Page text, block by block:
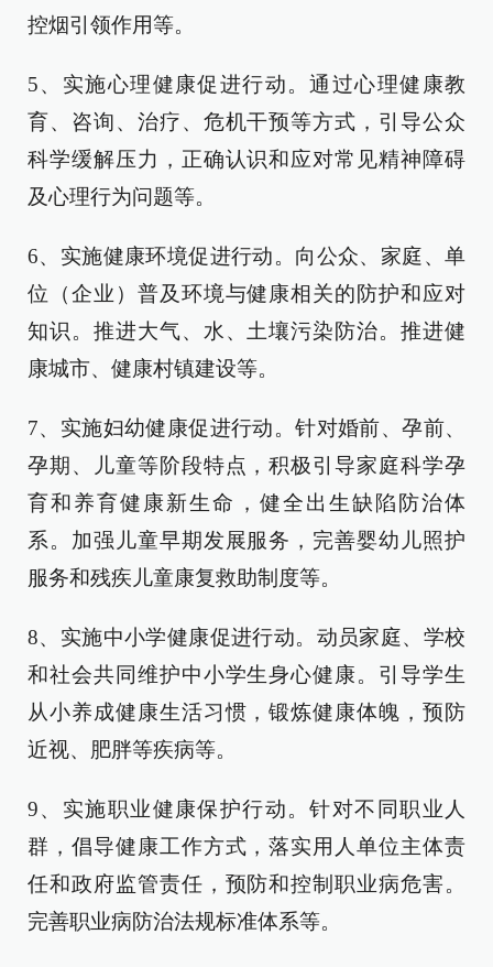
控烟引领作用等。
5、实施心理健康促进行动。通过心理健康教
育、咨询、治疗、危机干预等方式，引导公众
科学缓解压力，正确认识和应对常见精神障碍
及心理行为问题等。
6、实施健康环境促进行动。向公众、家庭、单
位（企业）普及环境与健康相关的防护和应对
知识。推进大气、水、土壤污染防治。推进健
康城市、健康村镇建设等。
7、实施妇幼健康促进行动。针对婚前、孕前、
孕期、儿童等阶段特点，积极引导家庭科学孕
育和养育健康新生命，健全出生缺陷防治体
系。加强儿童早期发展服务，完善婴幼儿照护
服务和残疾儿童康复救助制度等。
8、实施中小学健康促进行动。动员家庭、学校
和社会共同维护中小学生身心健康。引导学生
从小养成健康生活习惯，锻炼健康体魄，预防
近视、肥胖等疾病等。
9、实施职业健康保护行动。针对不同职业人
群，倡导健康工作方式，落实用人单位主体责
任和政府监管责任，预防和控制职业病危害。
完善职业病防治法规标准体系等。